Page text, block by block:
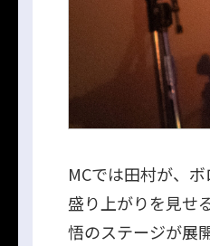
MCでは田村が、
盛り上がりを見せ
悟のステージが展